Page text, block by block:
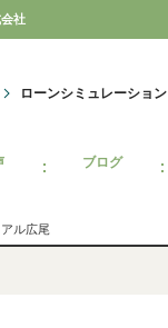
社
ローンシミュレーション
ブログ
ル広尾